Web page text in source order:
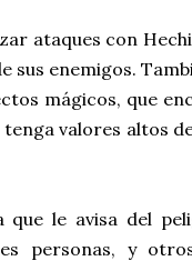
ataques con
sus enemigos.
mágicos, que
valores altos
que le avisa del
personas, y